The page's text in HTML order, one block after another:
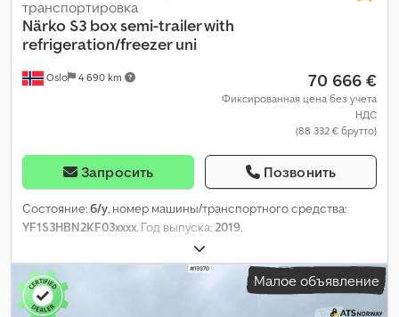
Oslo 4 690 km
транспортировка
Närko S3 box semi-trailer with
refrigeration/freezer uni
70 666 €
Фиксированная цена без учета
НДС
(88 332 € брутто)
Запросить Позвонить
Состояние:б/у, номер машины/транспортного средства:
YF1S3HBN2KF03xxxx, Год выпуска:2019,
Малое объявление